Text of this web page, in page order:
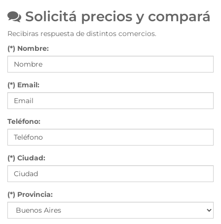
Solicitá precios y compará
Recibiras respuesta de distintos comercios.
(*) Nombre:
(*) Email:
Teléfono:
(*) Ciudad:
(*) Provincia: